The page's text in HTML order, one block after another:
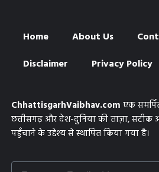
Home About Us
Disclaimer
Privacy Policy
ChhattisgarhVaibhav.com एक
छत्तीसगढ़ और देश-दुनिया की ताज़ा, सटीक
पहुँचाने के उद्देश्य से स्थापित किया गया है।